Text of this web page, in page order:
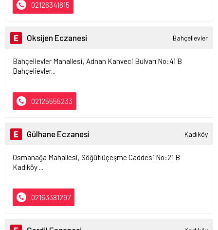
02126341615
Oksijen Eczanesi Bahçelievler
Bahçelievler Mahallesi, Adnan Kahveci Bulvarı No:41 B
Bahçelievler...
02125555233
Gülhane Eczanesi Kadıköy
Osmanağa Mahallesi, Söğütlüçeşme Caddesi No:21 B
Kadıköy ...
02163381297